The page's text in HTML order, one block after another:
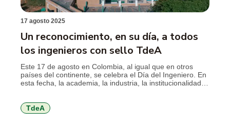
17 agosto 2025
Un reconocimiento, en su día, a todos
los ingenieros con sello TdeA
Este 17 de agosto en Colombia, al igual que en otros
países del continente, se celebra el Día del Ingeniero. En
esta fecha, la academia, la industria, la institucionalidad y
científicos, innovadores y criterio ético contribuyen al
desarrollo de las […]
TdeA